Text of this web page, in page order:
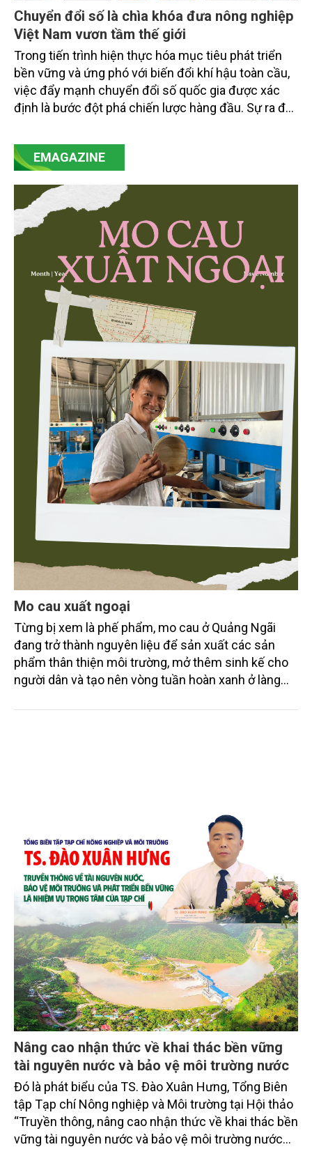
Chuyển đổi số là chìa khóa đưa nông nghiệp
Việt Nam vươn tầm thế giới
Trong tiến trình hiện thực hóa mục tiêu phát triển
bền vững và ứng phó với biến đổi khí hậu toàn cầu,
việc đẩy mạnh chuyển đổi số quốc gia được xác
định là bước đột phá chiến lược hàng đầu. Sự ra đời
mạnh mẽ, thúc đẩy quá trình cải cách toàn diện,
minh bạch hóa chuỗi cung ứng và nâng cao hiệu
then chốt là nông nghiệp và môi trường.
EMAGAZINE
Mo cau xuất ngoại
Từng bị xem là phế phẩm, mo cau ở Quảng Ngãi
đang trở thành nguyên liệu để sản xuất các sản
phẩm thân thiện môi trường, mở thêm sinh kế cho
người dân và tạo nên vòng tuần hoàn xanh ở làng
chén, dĩa... từ mo cau đã được thị trường trong nước
Nâng cao nhận thức về khai thác bền vững
tài nguyên nước và bảo vệ môi trường nước
Đó là phát biểu của TS. Đào Xuân Hưng, Tổng Biên
tập Tạp chí Nông nghiệp và Môi trường tại Hội thảo
“Truyền thông, nâng cao nhận thức về khai thác bền
vững tài nguyên nước và bảo vệ môi trường nước